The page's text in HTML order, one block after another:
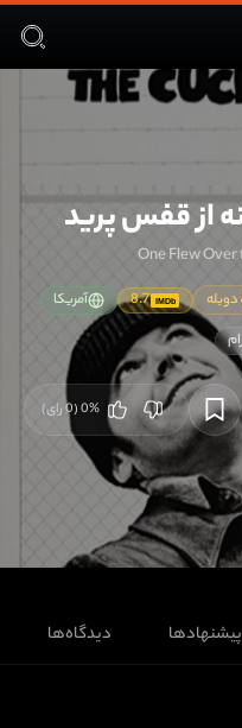
از قفس پرید
One Flew Over
دوبله IMDb
8.7
آمریکا
0%
(
0رای)
پیشنهادها دیدگاه‌ها